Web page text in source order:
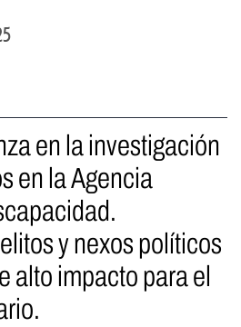
en la investigación
en la Agencia
y nexos políticos
alto impacto para el